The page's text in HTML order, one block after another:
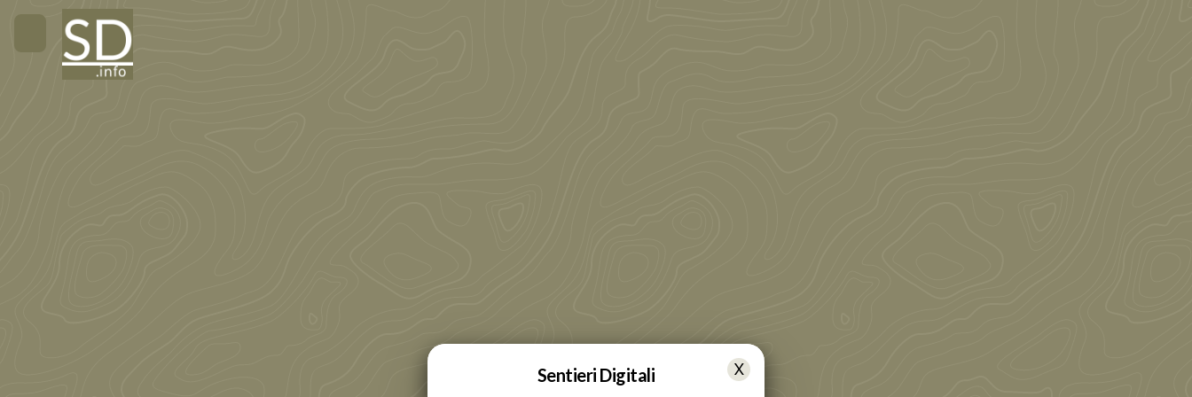
Sentieri Digitali